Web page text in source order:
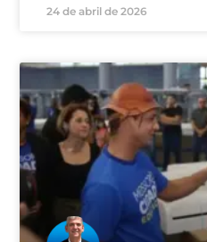
24 de abril de 2026